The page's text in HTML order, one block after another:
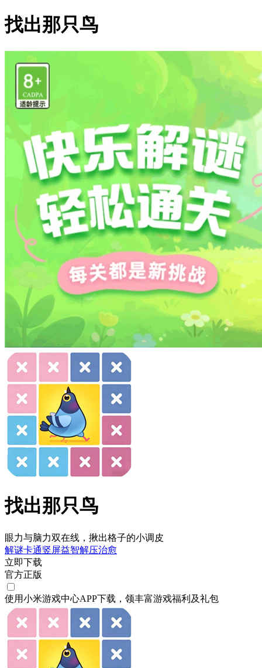
找出那只鸟
找出那只鸟
眼力与脑力双在线，揪出格子的小调皮
解谜卡通竖屏益智解压治愈
立即下载
官方正版
使用小米游戏中心APP下载 ，领丰富游戏福利 及礼包